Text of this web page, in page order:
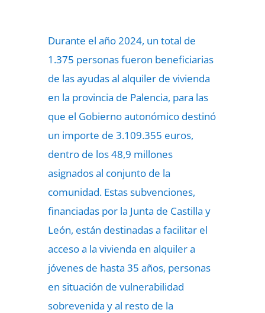
Durante el año 2024, un total de
1.375 personas fueron beneficiarias
de las ayudas al alquiler de vivienda
en la provincia de Palencia, para las
que el Gobierno autonómico destinó
un importe de 3.109.355 euros,
dentro de los 48,9 millones
asignados al conjunto de la
comunidad. Estas subvenciones,
financiadas por la Junta de Castilla y
León, están destinadas a facilitar el
acceso a la vivienda en alquiler a
jóvenes de hasta 35 años, personas
en situación de vulnerabilidad
sobrevenida y al resto de la